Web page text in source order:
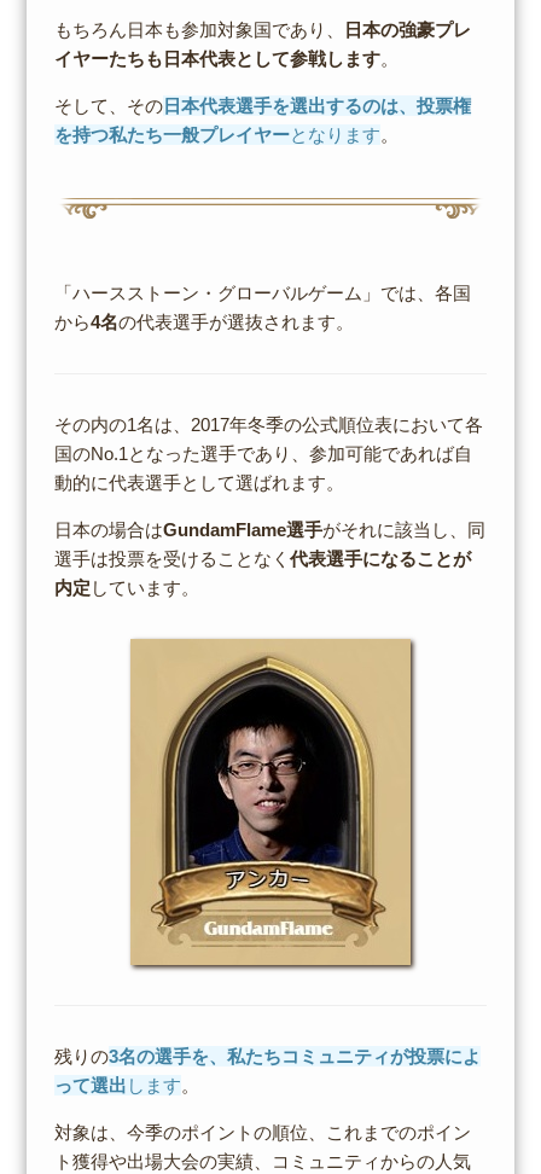
もちろん日本も参加対象国であり、
日本の強豪プレ
イヤーたちも日本代表として参戦します。
そして、その日本代表選手を選出するのは、投票権
を持つ私たち一般プレイヤーとなります。
「ハースストーン・グローバルゲーム」では、各国
から4名の代表選手が選抜されます。
その内の1名は、2017年冬季の公式順位表において各
国のNo.1となった選手であり、参加可能であれば自
動的に代表選手として選ばれます。
日本の場合はGundamFlame選手がそれに該当し、同
選手は投票を受けることなく 代表選手になることが
内定 しています。
残りの3名の選手を、私たちコミュニティが投票によ
って選出 します。
対象は、今季のポイントの順位、これまでのポイン
ト獲得や出場大会の実績、コミュニティからの人気